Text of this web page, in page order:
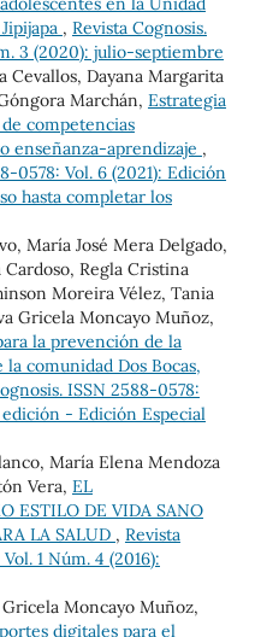
, Revista Cognosis.
3 (2020): julio-septiembre
Cevallos, Dayana Margarita
Marchán, Estrategia
competencias
enseñanza-aprendizaje ,
0578: Vol. 6 (2021): Edición
hasta completar los
María José Mera Delgado,
Regla Cristina
Moreira Vélez, Tania
Gricela Moncayo Muñoz,
la prevención de la
comunidad Dos Bocas,
ISSN 2588-0578:
- Edición Especial
María Elena Mendoza
Vera, EL
ESTILO DE VIDA SANO
LA SALUD , Revista
1 Núm. 4 (2016):
Moncayo Muñoz,
digitales para el